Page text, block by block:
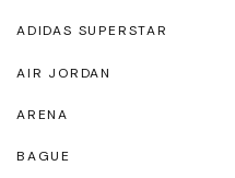
ADIDAS SUPERSTAR
AIR JORDAN
ARENA
BAGUE